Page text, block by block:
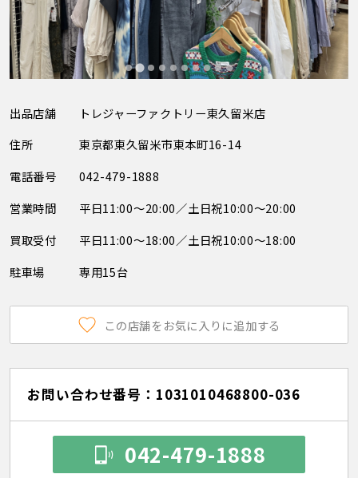
出品店舗
トレジャーファクトリー東久留米店
住所
東京都東久留米市東本町16-14
電話番号
042-479-1888
営業時間
平日11:00～20:00／土日祝10:00～20:00
買取受付
平日11:00～18:00／土日祝10:00～18:00
駐車場
専用15台
この店舗をお気に入りに追加する
お問い合わせ番号：1031010468800-036
042-479-1888